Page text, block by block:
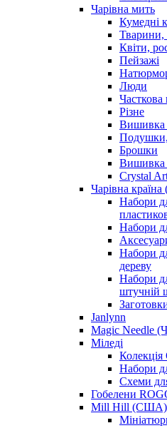
Чарiвна мить
Кумедні
Тварини,
Квіти,
Пейзажі
Люди
Різне
Вишивка
Подушки,
Брошки
Вишивка
Crystal
Чарівна країна
Набори
Набори
Набори
дереву
Набори
штучній
Janlynn
Magic Needle
Міледі
Набори
Схеми
Гобелени
Mill Hill